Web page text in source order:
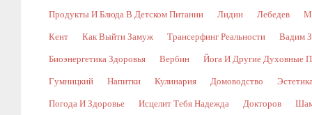
Продукты И Блюда В Детском Питании Лидин Лебедев
Кент Как Выйти Замуж Трансерфинг Реальности Вадим
Биоэнергетика Здоровья Вербин Йога И Другие Духовные
Гумницкий Напитки Кулинария Домоводство
Погода И Здоровье Исцелит Тебя Надежда Докторов